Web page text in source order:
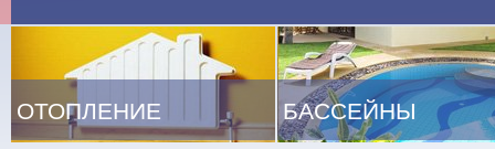
ОТОПЛЕНИЕ БАССЕЙНЫ